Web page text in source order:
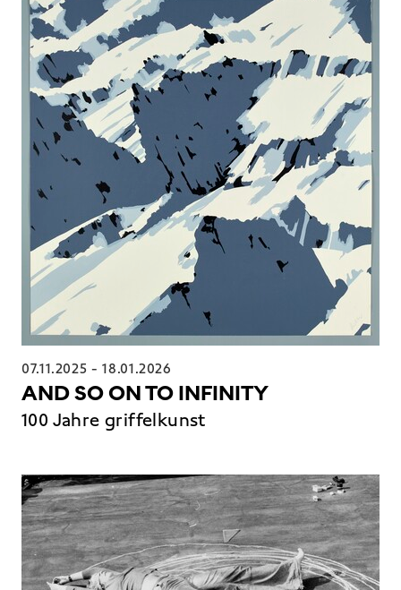
07.11.2025 -18.01.2026
AND SO ON TO INFINITY
100 Jahre griffelkunst